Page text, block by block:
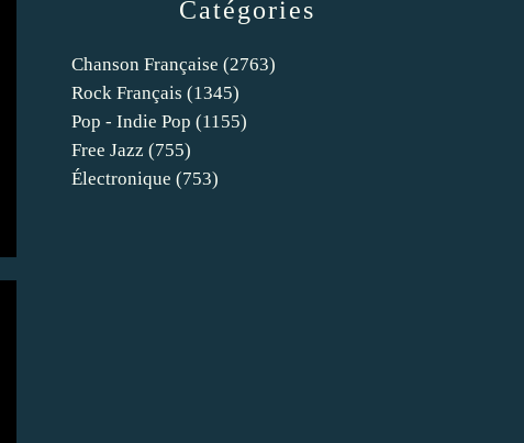
Catégories
Chanson Française (2763)
Rock Français (1345)
Pop - Indie Pop (1155)
Free Jazz (755)
Électronique (753)